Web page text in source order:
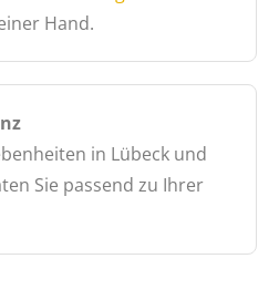
Hand.
in Lübeck und
Sie passend zu Ihrer